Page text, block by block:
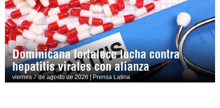
Dominicana fortalece lucha contra
hepatitis virales con alianza
viernes 7 de agosto de 2026 | Prensa Latina